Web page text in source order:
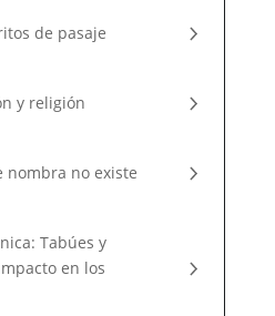
de pasaje
y religión
nombra no existe
Tabúes y
en los